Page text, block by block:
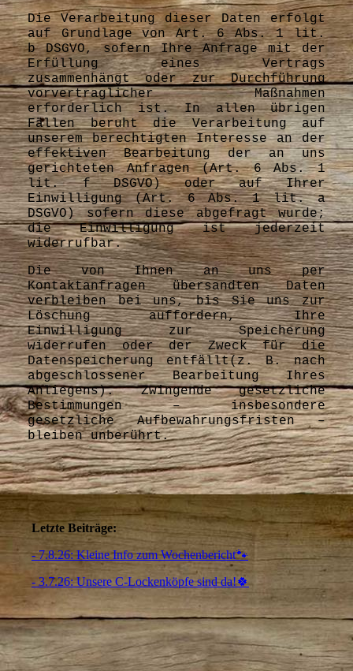
Die Verarbeitung dieser Daten erfolgt
auf Grundlage von Art. 6 Abs. 1 lit.
b DSGVO, sofern Ihre Anfrage mit der
Erfüllung eines Vertrags
zusammenhängt oder zur Durchführung
vorvertraglicher Maßnahmen
erforderlich ist. In allen übrigen
Fällen beruht die Verarbeitung auf
unserem berechtigten Interesse an der
effektiven Bearbeitung der an uns
gerichteten Anfragen (Art. 6 Abs. 1
lit. f DSGVO) oder auf Ihrer
Einwilligung (Art. 6 Abs. 1 lit. a
DSGVO) sofern diese abgefragt wurde;
die Einwilligung ist jederzeit
widerrufbar.
Die von Ihnen an uns per
Kontaktanfragen übersandten Daten
verbleiben bei uns, bis Sie uns zur
Löschung auffordern, Ihre
Einwilligung zur Speicherung
widerrufen oder der Zweck für die
Datenspeicherung entfällt(z. B. nach
abgeschlossener Bearbeitung Ihres
Anliegens). Zwingende gesetzliche
Bestimmungen – insbesondere
gesetzliche Aufbewahrungsfristen –
bleiben unberührt.
Letzte Beiträge:
- 7.8.26: Kleine Info zum Wochenbericht🐾
- 3.7.26: Unsere C-Lockenköpfe sind da!🍀